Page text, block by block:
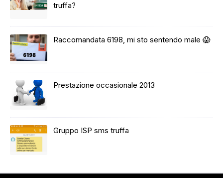
truffa?
Raccomandata 6198, mi sto sentendo male 😱
Prestazione occasionale 2013
Gruppo ISP sms truffa